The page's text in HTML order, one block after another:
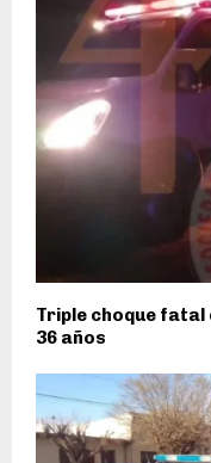
Triple choque fatal
36 años